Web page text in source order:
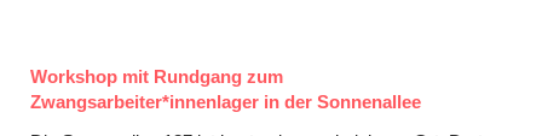
Workshop mit Rundgang zum
Zwangsarbeiter*innenlager in der Sonnenallee